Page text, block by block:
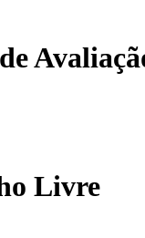
Livre